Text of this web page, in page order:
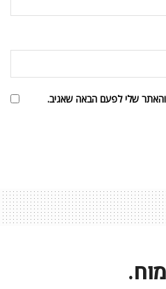
שלי לפעם הבאה שאגיב.